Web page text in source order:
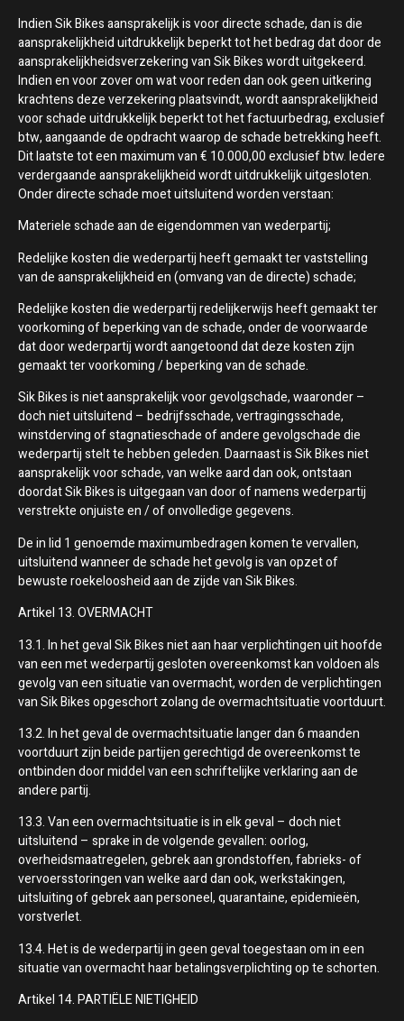
Indien Sik Bikes aansprakelijk is voor directe schade, dan is die
aansprakelijkheid uitdrukkelijk beperkt tot het bedrag dat door de
aansprakelijkheidsverzekering van Sik Bikes wordt uitgekeerd.
Indien en voor zover om wat voor reden dan ook geen uitkering
krachtens deze verzekering plaatsvindt, wordt aansprakelijkheid
voor schade uitdrukkelijk beperkt tot het factuurbedrag, exclusief
btw, aangaande de opdracht waarop de schade betrekking heeft.
Dit laatste tot een maximum van € 10.000,00 exclusief btw. Iedere
verdergaande aansprakelijkheid wordt uitdrukkelijk uitgesloten.
Onder directe schade moet uitsluitend worden verstaan:
Materiele schade aan de eigendommen van wederpartij;
Redelijke kosten die wederpartij heeft gemaakt ter vaststelling
van de aansprakelijkheid en (omvang van de directe) schade;
Redelijke kosten die wederpartij redelijkerwijs heeft gemaakt ter
voorkoming of beperking van de schade, onder de voorwaarde
dat door wederpartij wordt aangetoond dat deze kosten zijn
gemaakt ter voorkoming / beperking van de schade.
Sik Bikes is niet aansprakelijk voor gevolgschade, waaronder –
doch niet uitsluitend – bedrijfsschade, vertragingsschade,
winstderving of stagnatieschade of andere gevolgschade die
wederpartij stelt te hebben geleden. Daarnaast is Sik Bikes niet
aansprakelijk voor schade, van welke aard dan ook, ontstaan
doordat Sik Bikes is uitgegaan van door of namens wederpartij
verstrekte onjuiste en / of onvolledige gegevens.
De in lid 1 genoemde maximumbedragen komen te vervallen,
uitsluitend wanneer de schade het gevolg is van opzet of
bewuste roekeloosheid aan de zijde van Sik Bikes.
Artikel 13. OVERMACHT
13.1. In het geval Sik Bikes niet aan haar verplichtingen uit hoofde
van een met wederpartij gesloten overeenkomst kan voldoen als
gevolg van een situatie van overmacht, worden de verplichtingen
van Sik Bikes opgeschort zolang de overmachtsituatie voortduurt.
13.2. In het geval de overmachtsituatie langer dan 6 maanden
voortduurt zijn beide partijen gerechtigd de overeenkomst te
ontbinden door middel van een schriftelijke verklaring aan de
andere partij.
13.3. Van een overmachtsituatie is in elk geval – doch niet
uitsluitend – sprake in de volgende gevallen: oorlog,
overheidsmaatregelen, gebrek aan grondstoffen, fabrieks- of
vervoersstoringen van welke aard dan ook, werkstakingen,
uitsluiting of gebrek aan personeel, quarantaine, epidemieën,
vorstverlet.
13.4. Het is de wederpartij in geen geval toegestaan om in een
situatie van overmacht haar betalingsverplichting op te schorten.
Artikel 14. PARTIËLE NIETIGHEID